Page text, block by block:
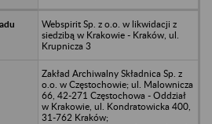
Webspirit Sp. z o.o. w likwidacji z
siedzibą w Krakowie - Kraków, ul.
Krupnicza 3
Zakład Archiwalny Składnica Sp. z
o.o. w Częstochowie; ul. Malownicza
66, 42-271 Częstochowa - Oddział
w Krakowie, ul. Kondratowicka 400,
31-762 Kraków;